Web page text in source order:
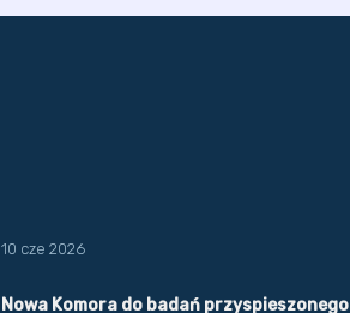
10 cze 2026
Nowa Komora do badań przyspieszonego